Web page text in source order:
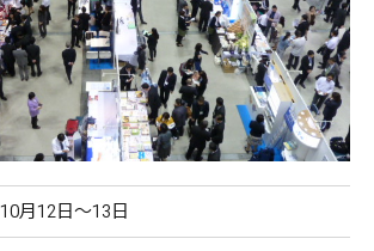
10月12日〜13日